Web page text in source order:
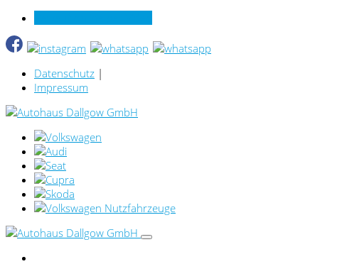
Datenschutz |
Impressum